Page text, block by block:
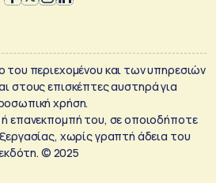
του περιεχομένου και των υπηρεσιών
στους επισκέπτες αυστηρά για
χρήση.
επανεκπομπή του, σε οποιοδήποτε
χωρίς γραπτή άδεια του
© 2025